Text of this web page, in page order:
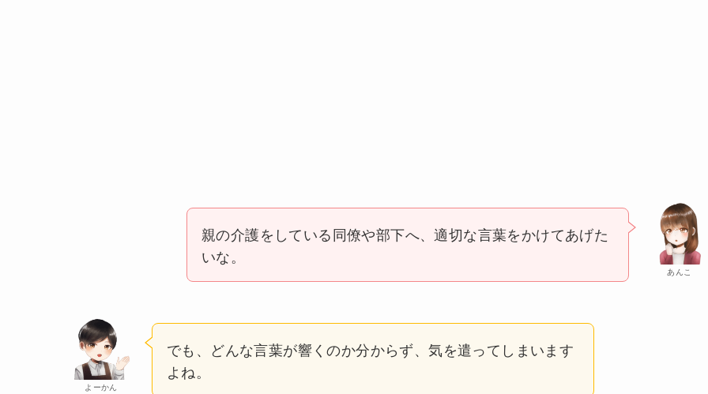
あんこ
親の介護をしている同僚や部下へ、適切な言葉をかけてあげた
いな。
よーかん
でも、どんな言葉が響くのか分からず、気を遣ってしまいます
よね。